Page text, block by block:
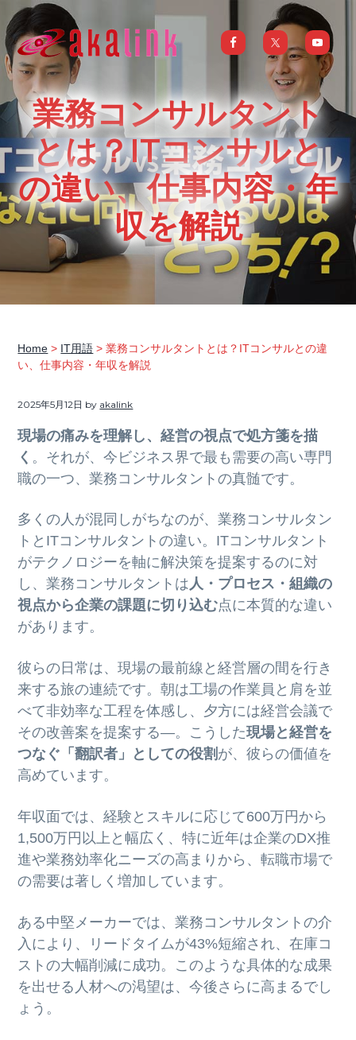
k
p
o
p
i
m
a
y
k
p
o
m
i
n
c
n
k
p
o
p
i
m
a
y
k
p
o
f
o
t
e
はじめてのAI、DXならアカリンク
IT
の
発
と
共
に
DX/AI
推
進
を
行
い、
進
化
し
続
け
業
ー
ト
業務コンサルタント
とは？ITコンサルと
の違い、仕事内容・年
収を解説
Home > IT用語 > 業務コンサルタントとは？ITコンサルとの違
い、仕事内容・年収を解説
2025年5月12日 by akalink
現場の痛みを理解し、経営の視点で処方箋を描
く 。それが、今ビジネス界で最も需要の高い専門
職の一つ、業務コンサルタントの真髄です。
多くの人が混同しがちなのが、業務コンサルタン
トとITコンサルタントの違い。ITコンサルタント
がテクノロジーを軸に解決策を提案するのに対
し、業務コンサルタントは人・プロセス・組織の
視点から企業の課題に切り込む点に本質的な違い
があります。
彼らの日常は、現場の最前線と経営層の間を行き
来する旅の連続です。朝は工場の作業員と肩を並
べて非効率な工程を体感し、夕方には経営会議で
その改善案を提案する—。こうした現場と経営を
つなぐ「翻訳者」としての役割 が、彼らの価値を
高めています。
年収面では、経験とスキルに応じて600万円から
1,500万円以上と幅広く、特に近年は企業のDX推
進や業務効率化ニーズの高まりから、転職市場で
の需要は著しく増加しています。
ある中堅メーカーでは、業務コンサルタントの介
入により、リードタイムが43%短縮され、在庫コ
ストの大幅削減に成功。このような具体的な成果
を出せる人材への渇望は、今後さらに高まるでし
ょう。